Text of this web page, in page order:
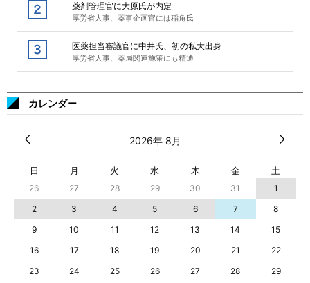
薬剤管理官に大原氏が内定
厚労省人事、薬事企画官には稲角氏
医薬担当審議官に中井氏、初の私大出身
厚労省人事、薬局関連施策にも精通
カレンダー
2026年 8月
日 月 火 水 木 金 土
26 27 28 29 30 31
1
2
3 4 5 6 7
8
9
10 11 12 13 14
15
16
17 18 19 20 21
22
23
24 25 26 27 28
29